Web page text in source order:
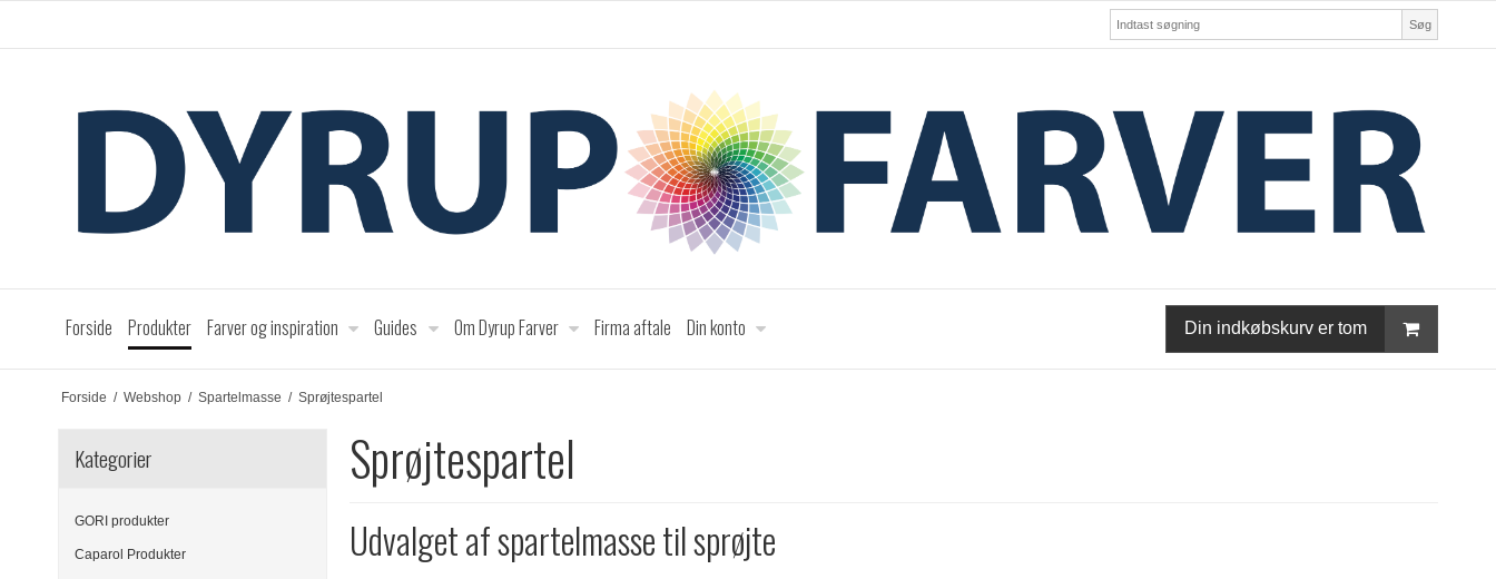
Søg
Forside Produkter Farver og inspiration Guides Om Dyrup Farver Firma aftale Din konto Din indkøbskurv er tom
Forside / Webshop / Spartelmasse / Sprøjtespartel
Kategorier
GORI produkter
Caparol Produkter
Sprøjtespartel
Udvalget af spartelmasse til sprøjte